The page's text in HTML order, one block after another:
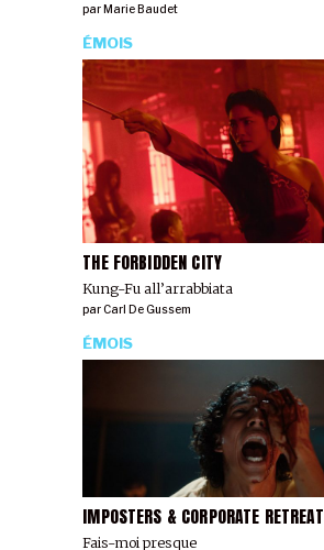
parMarie Baudet
THE FORBIDDEN CITY
Kung-Fu all’arrabbiata
ÉMOIS
parCarl De Gussem
IMPOSTERS & CORPORATE RETREAT
Fais-moi presque
ÉMOIS